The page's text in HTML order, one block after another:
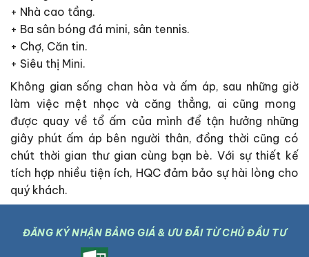
+ Nhà cao tầng.
+ Ba sân bóng đá mini, sân tennis.
+ Chợ, Căn tin.
+ Siêu thị Mini.
Không gian sống chan hòa và ấm áp, sau những giờ
làm việc mệt nhọc và căng thẳng, ai cũng mong
được quay về tổ ấm của mình để tận hưởng những
giây phút ấm áp bên người thân, đồng thời cũng có
chút thời gian thư gian cùng bạn bè. Với sự thiết kế
tích hợp nhiều tiện ích, HQC đảm bảo sự hài lòng cho
quý khách.
ĐĂNG KÝ NHẬN BẢNG GIÁ & ƯU ĐÃI TỪ CHỦ ĐẦU TƯ